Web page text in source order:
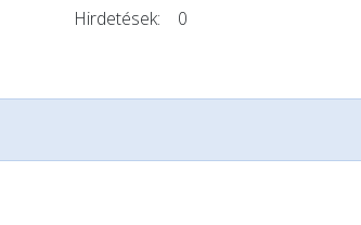
Hirdetések:
0